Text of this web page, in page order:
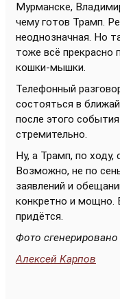
Мурманске,
чему готов Трамп.
неоднозначная. Но
тоже всё прекрасно
кошки-мышки.
Телефонный
состояться в
после этого
стремительно.
Ну, а Трамп, по ходу,
Возможно, не по
заявлений и
конкретно и мощно.
придётся.
Фото
Алексей Карпов